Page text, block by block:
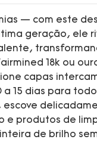
— com este
geração,
18k ou
capas
15 dias para
e produtos de
de brilho